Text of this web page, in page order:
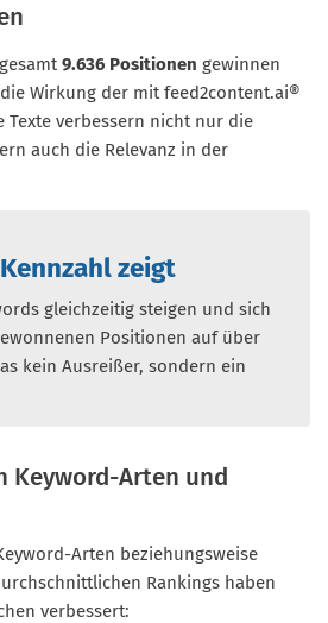
9.636 Positionen gewinnen
Wirkung der mit feed2content.ai®
verbessern nicht nur die
auch die Relevanz in der
zeigt
gleichzeitig steigen und sich
Positionen auf über
kein Ausreißer, sondern ein
Keyword-Arten und
Arten beziehungsweise
Rankings haben
verbessert: